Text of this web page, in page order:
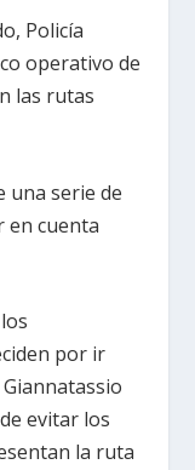
Policía
operativo de
las rutas
una serie de
en cuenta
por ir
evitar los
la ruta